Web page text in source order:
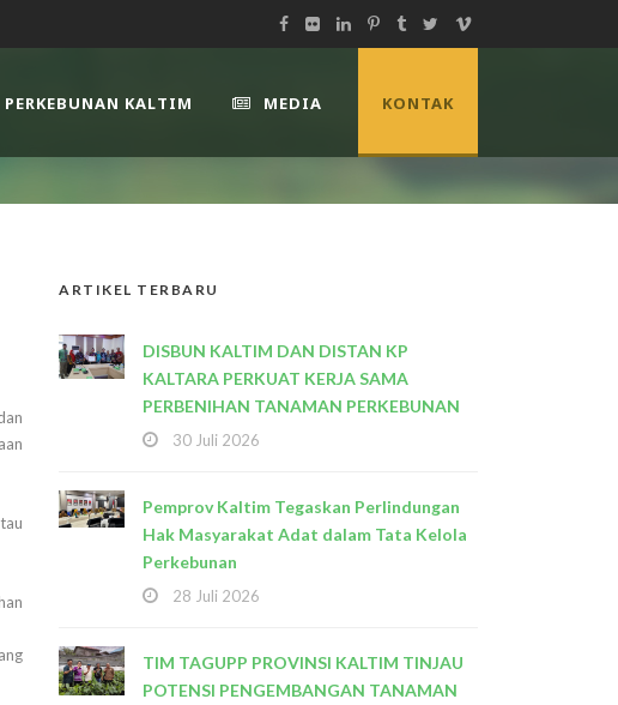
PERKEBUNAN KALTIM MEDIA KONTAK
ARTIKEL TERBARU
DISBUN KALTIM DAN DISTAN KP
KALTARA PERKUAT KERJA SAMA
PERBENIHAN TANAMAN PERKEBUNAN
30 Juli 2026
Pemprov Kaltim Tegaskan Perlindungan
Hak Masyarakat Adat dalam Tata Kelola
Perkebunan
28 Juli 2026
TIM TAGUPP PROVINSI KALTIM TINJAU
POTENSI PENGEMBANGAN TANAMAN